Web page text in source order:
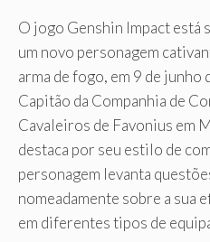
O jogo Genshin Impact está
um novo personagem
arma de fogo, em 9 de junho
Capitão da Companhia de
Cavaleiros de Favonius em
destaca por seu estilo de
personagem levanta
nomeadamente sobre a sua
em diferentes tipos de